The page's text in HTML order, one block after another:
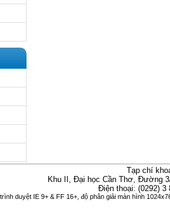
Tạp chí
Khu II, Đại học Cần Thơ, Đường
Điện thoại: (0292)
duyệt IE 9+ & FF 16+, độ phân giải màn hình